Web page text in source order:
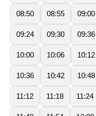
08:50 08:55 09:00
09:24 09:30 09:36
10:00 10:06 10:12
10:36 10:42 10:48
11:12 11:18 11:24